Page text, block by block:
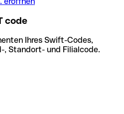
code
Ihres Swift-Codes,
, Standort- und Filialcode.